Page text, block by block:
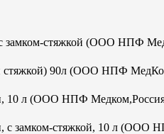
замком-стяжкой (ООО НПФ
стяжкой) 90л (ООО НПФ
10 л (ООО НПФ
с замком-стяжкой, 10 л (ООО